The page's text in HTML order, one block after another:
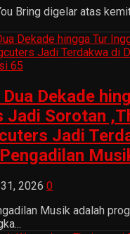
Bring digelar atas
Dekade
Jadi Sorotan
Jadi
2026 0
Musik adalah